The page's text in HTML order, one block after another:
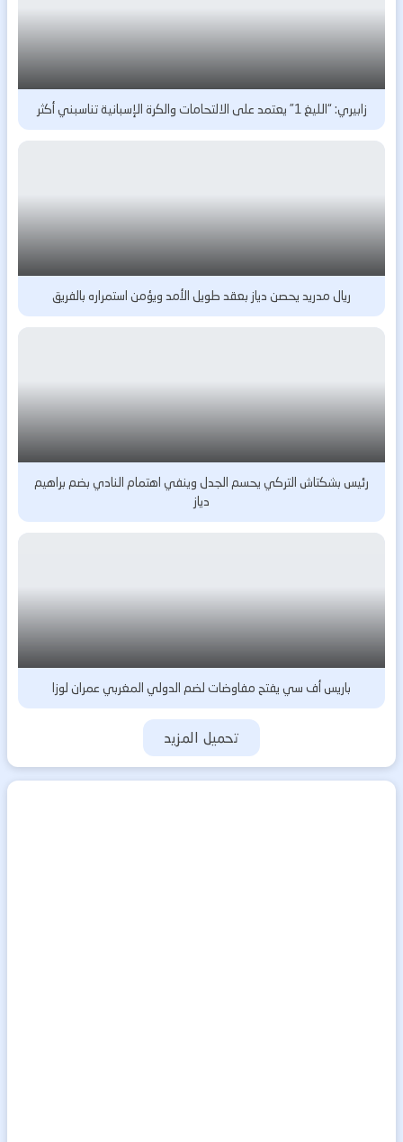
زابيري: “الليغ 1” يعتمد على الالتحامات والكرة الإسبانية تناسبني أكثر
ريال مدريد يحصن دياز بعقد طويل الأمد ويؤمن استمراره بالفريق
رئيس بشكتاش التركي يحسم الجدل وينفي اهتمام النادي بضم براهيم
دياز
باريس أف سي يفتح مفاوضات لضم الدولي المغربي عمران لوزا
تحميل المزيد